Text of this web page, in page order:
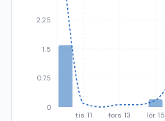
tis 11 tors 13 lör 15
0
0.75
1.5
2.25